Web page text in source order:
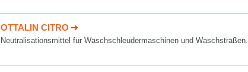
OTTALIN CITRO
Neutralisationsmittel für Waschschleudermaschinen und Waschstraßen.